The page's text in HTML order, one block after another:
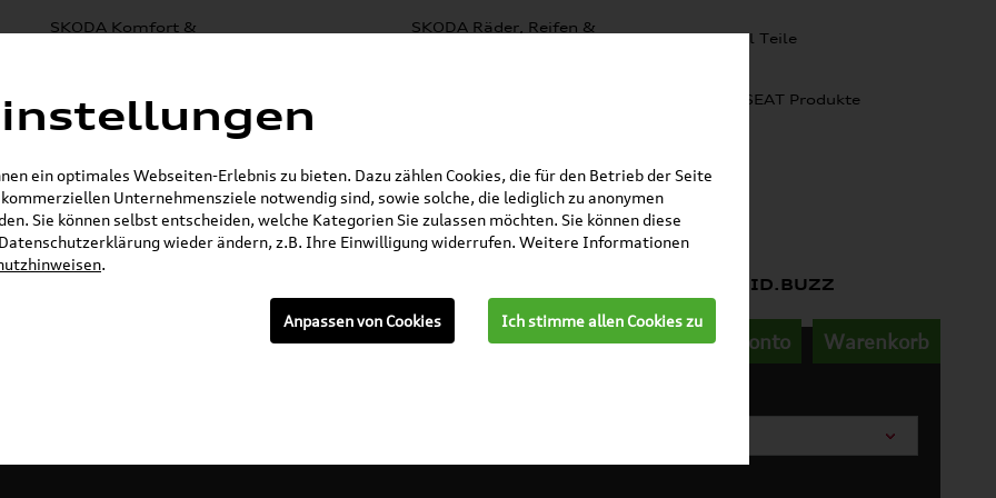
SKODA Komfort &
SKODA Zubehör
SKODA Räder, Reifen &
SKODA Original Teile
% Sale Mystery Boxen SEAT Produkte
E-Mail
» ID.BUZZ
Mein Kundenkonto Warenkorb
ein optimales Webseiten-Erlebnis zu bieten. Dazu zählen Cookies, die für den Betrieb der Seite
Unternehmensziele notwendig sind, sowie solche, die lediglich zu anonymen
Sie können selbst entscheiden, welche Kategorien Sie zulassen möchten. Sie können diese
wieder ändern, z.B. Ihre Einwilligung widerrufen. Weitere Informationen
.
Ich stimme allen Cookies zu
Anpassen von Cookies